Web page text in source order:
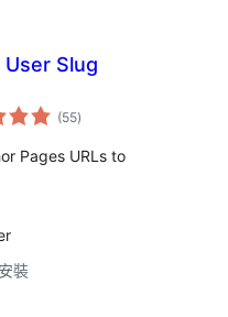
Slug
(55總
評)
Pages URLs to
裝